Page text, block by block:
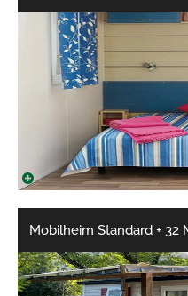
Mobilheim Standard + 32